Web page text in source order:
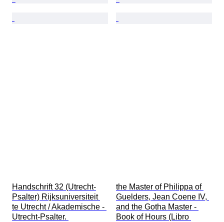
Handschrift 32 (Utrecht-
Psalter) Rijksuniversiteit
te Utrecht / Akademische -
Utrecht-Psalter.
the Master of Philippa of
Guelders, Jean Coene IV,
and the Gotha Master -
Book of Hours (Libro